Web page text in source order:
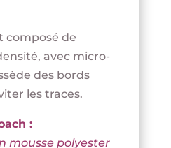
composé de
avec micro-
des bords
les traces.
:
mousse polyester